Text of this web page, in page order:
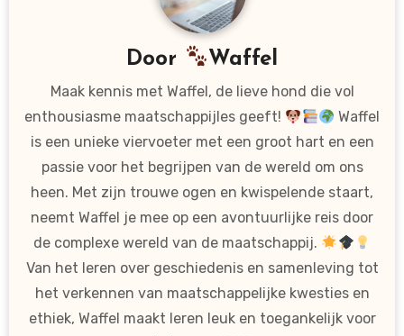
Door Waffel
Maak kennis met Waffel, de lieve hond die vol
enthousiasme maatschappijles geeft!
Waffel
is een unieke viervoeter met een groot hart en een
passie voor het begrijpen van de wereld om ons
heen. Met zijn trouwe ogen en kwispelende staart,
neemt Waffel je mee op een avontuurlijke reis door
de complexe wereld van de maatschappij.
Van het leren over geschiedenis en samenleving tot
het verkennen van maatschappelijke kwesties en
ethiek, Waffel maakt leren leuk en toegankelijk voor